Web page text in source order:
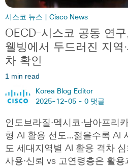
시스코 뉴스 | Cisco News
OECD–시스코 공동 연
웰빙에서 두드러진 지역
차 확인
1 min read
Korea Blog Editor
2025-12-05 - 0 댓글
인도브라질·멕시코·남아프리
형 AI 활용 선도…젊을수록 AI
도 세대지역별 AI 활용 격차
사용·신뢰 vs 고연령층은 활